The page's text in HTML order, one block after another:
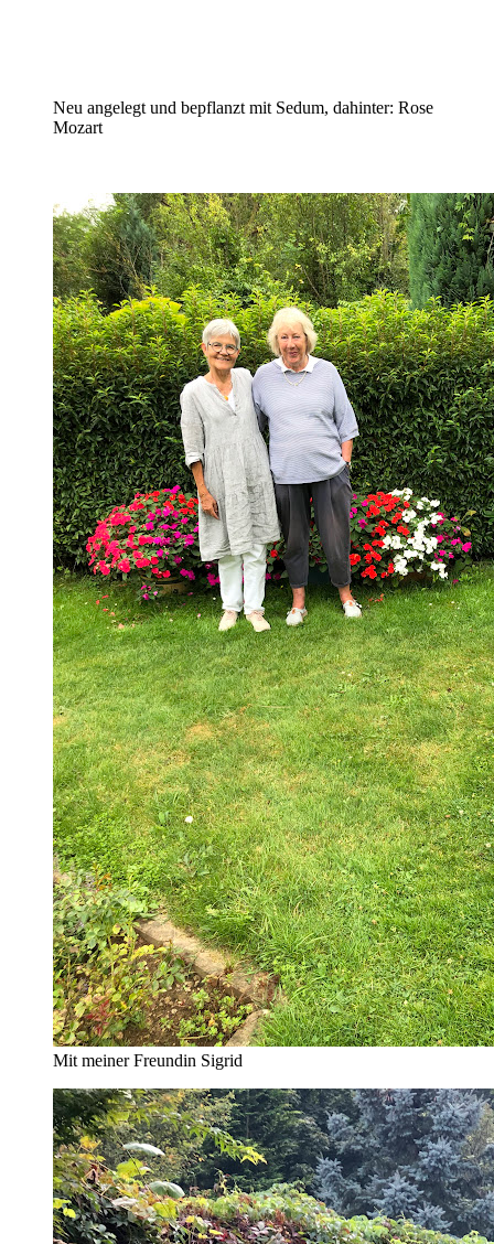
Neu angelegt und bepflanzt mit Sedum, dahinter: Rose
Mozart
Mit meiner Freundin Sigrid